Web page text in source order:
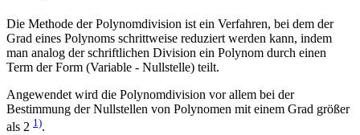
Die Methode der Polynomdivision ist ein Verfahren, bei dem der
Grad eines Polynoms schrittweise reduziert werden kann, indem
man analog der schriftlichen Division ein Polynom durch einen
Term der Form (Variable - Nullstelle) teilt.
Angewendet wird die Polynomdivision vor allem bei der
Bestimmung der Nullstellen von Polynomen mit einem Grad größer
als 2 1).